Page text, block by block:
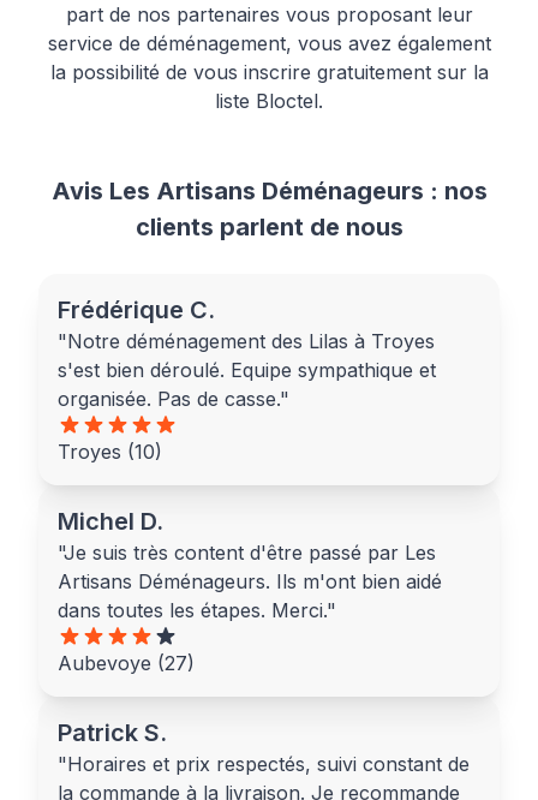
part de nos partenaires vous proposant leur
service de déménagement, vous avez également
la possibilité de vous inscrire gratuitement sur la
liste Bloctel.
Avis Les Artisans Déménageurs : nos
clients parlent de nous
Frédérique C.
"Notre déménagement des Lilas à Troyes
s'est bien déroulé. Equipe sympathique et
organisée. Pas de casse."
Troyes (10)
Michel D.
"Je suis très content d'être passé par Les
Artisans Déménageurs. Ils m'ont bien aidé
dans toutes les étapes. Merci."
Aubevoye (27)
Patrick S.
"Horaires et prix respectés, suivi constant de
la commande à la livraison. Je recommande